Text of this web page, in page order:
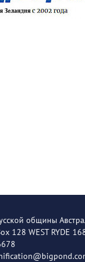
общины
128 WEST RYDE